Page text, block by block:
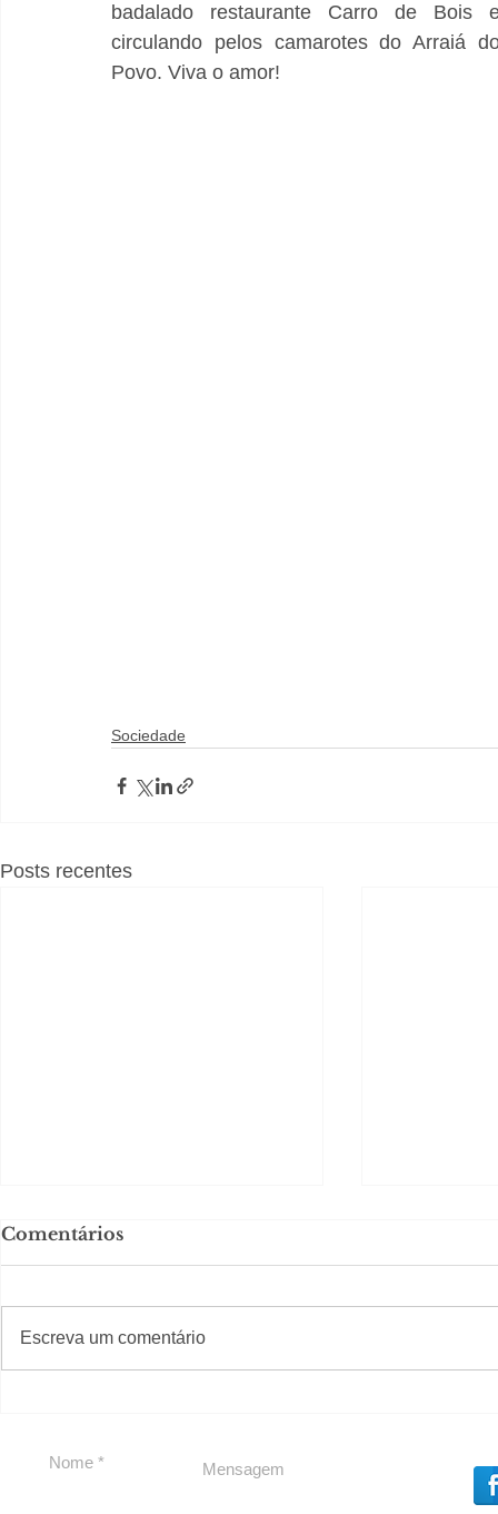
badalado restaurante Carro de Bois
circulando pelos camarotes do Arraiá
Povo. Viva o amor!
Sociedade
Posts recentes
Comentários
Escreva um comentário
#Sugestões